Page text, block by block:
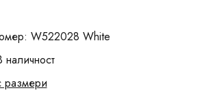
W522028 White
размери